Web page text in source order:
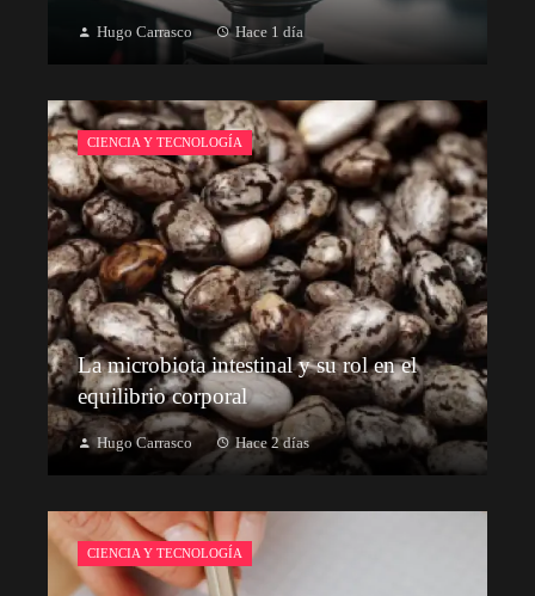
Hugo Carrasco Hace 1 día
CIENCIA Y TECNOLOGÍA
La microbiota intestinal y su rol en el
equilibrio corporal
Hugo Carrasco Hace 2 días
CIENCIA Y TECNOLOGÍA